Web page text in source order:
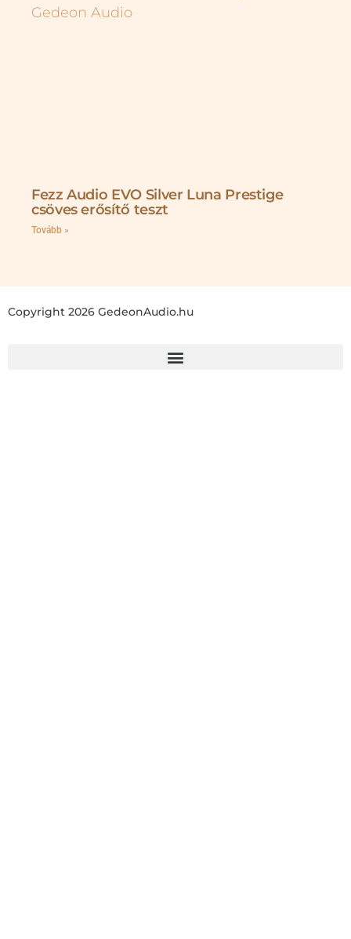
Fezz Audio EVO Silver Luna Prestige
csöves erősítő teszt
Tovább »
Copyright 2026 GedeonAudio.hu